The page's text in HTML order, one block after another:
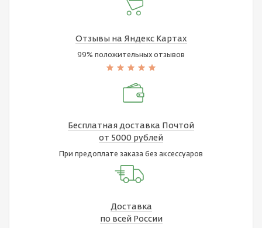
Отзывы на Яндекс Картах
99% положительных отзывов
Бесплатная доставка Почтой
от 5000 рублей
При предоплате заказа без аксессуаров
Доставка
по всей России